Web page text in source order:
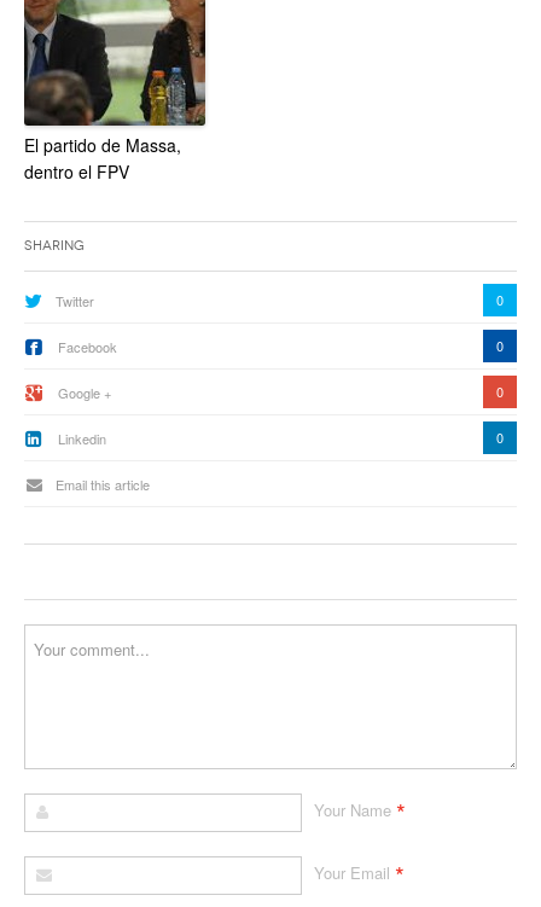
El partido de Massa,
dentro el FPV
Sharing
Twitter 0
Facebook 0
Google + 0
Linkedin 0
Email this article
Your Name *
Your Email *